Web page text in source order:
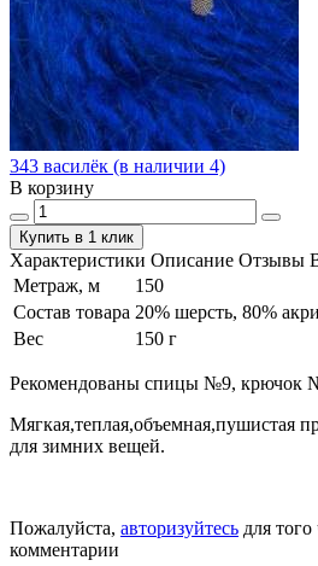
343 василёк (в наличии 4)
В корзину
Купить в 1 клик
Характеристики Описание Отзывы
Метраж, м
150
Состав товара 20% шерсть, 80%
Вес
150 г
Рекомендованы спицы №9, крючок
Мягкая,теплая,объемная,пушистая
для зимних вещей.
Пожалуйста, авторизуйтесь для
комментарии